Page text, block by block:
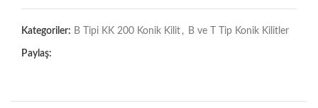
Kategoriler: B Tipi KK 200 Konik Kilit , B ve T Tip Konik Kilitler
Paylaş: